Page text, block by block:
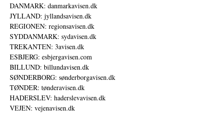
DANMARK: danmarkavisen.dk
JYLLAND: jyllandsavisen.dk
REGIONEN: regionsavisen.dk
SYDDANMARK: sydavisen.dk
TREKANTEN: 3avisen.dk
ESBJERG: esbjergavisen.com
BILLUND: billundavisen.dk
SØNDERBORG: sønderborgavisen.dk
TØNDER: tønderavisen.dk
HADERSLEV: haderslevavisen.dk
VEJEN: vejenavisen.dk